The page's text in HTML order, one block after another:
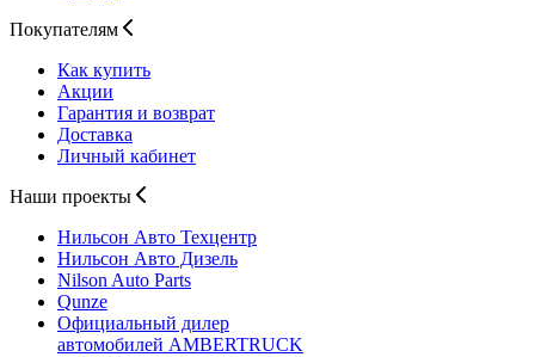
Покупателям
Как купить
Акции
Гарантия и возврат
Доставка
Личный кабинет
Наши проекты
Нильсон Авто Техцентр
Нильсон Авто Дизель
Nilson Auto Parts
Qunze
Официальный дилер
автомобилей AMBERTRUCK